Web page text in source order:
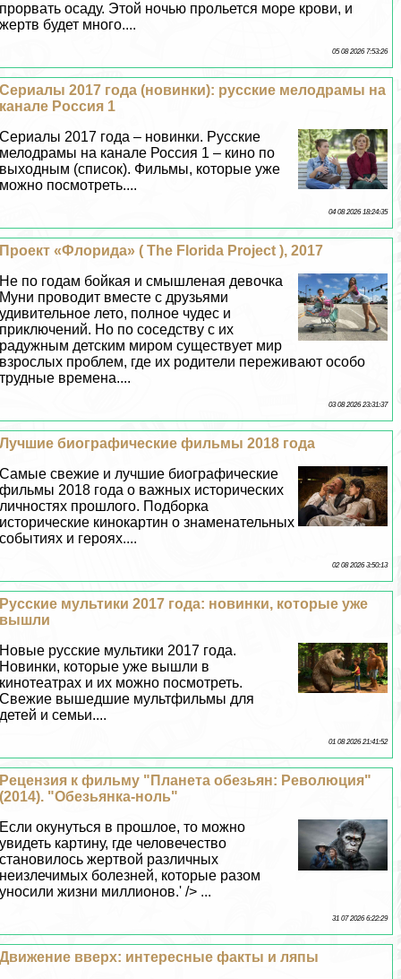
прорвать осаду. Этой ночью прольется море крови, и
жертв будет много....
05 08 2026 7:53:26
Сериалы 2017 года (новинки): русские мелодрамы на
канале Россия 1
Сериалы 2017 года – новинки. Русские
мелодрамы на канале Россия 1 – кино по
выходным (список). Фильмы, которые уже
можно посмотреть....
04 08 2026 18:24:35
Проект «Флорида» ( The Florida Project ), 2017
Не по годам бойкая и смышленая дeвoчка
Муни проводит вместе с друзьями
удивительное лето, полное чудес и
приключений. Но по соседству с их
радужным детским миром существует мир
взрослых проблем, где их родители переживают особо
трудные времена....
03 08 2026 23:31:37
Лучшие биографические фильмы 2018 года
Самые свежие и лучшие биографические
фильмы 2018 года о важных исторических
личностях прошлого. Подборка
исторические кинокартин о знаменательных
событиях и героях....
02 08 2026 3:50:13
Русские мультики 2017 года: новинки, которые уже
вышли
Новые русские мультики 2017 года.
Новинки, которые уже вышли в
кинотеатрах и их можно посмотреть.
Свежие вышедшие мультфильмы для
детей и семьи....
01 08 2026 21:41:52
Рецензия к фильму "Планета обезьян: Революция"
(2014). "Обезьянка-ноль"
Если окунуться в прошлое, то можно
увидеть картину, где человечество
становилось жертвой различных
неизлечимых болезней, которые разом
уносили жизни миллионов.' /> ...
31 07 2026 6:22:29
Движение вверх: интересные факты и ляпы